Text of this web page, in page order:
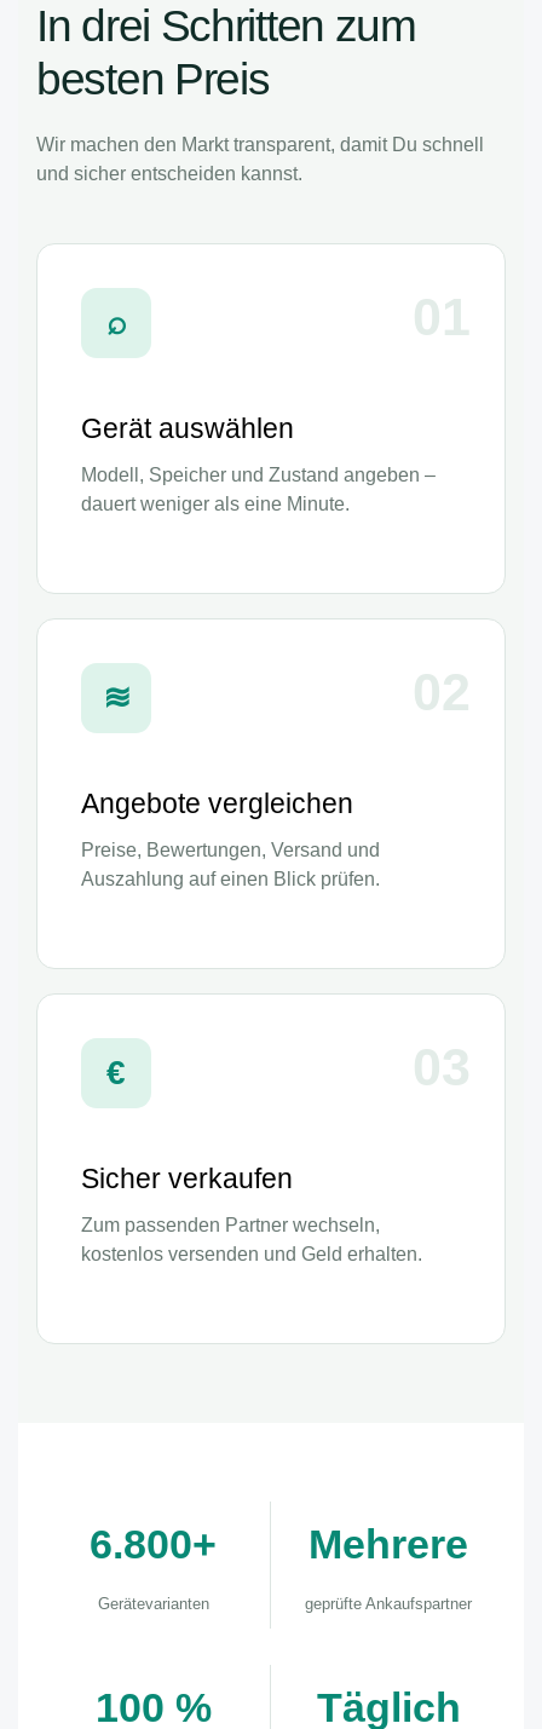
In drei Schritten zum
besten Preis
Wir machen den Markt transparent, damit Du schnell
und sicher entscheiden kannst.
01
⌕
Gerät auswählen
Modell, Speicher und Zustand angeben –
dauert weniger als eine Minute.
02
≋
Angebote vergleichen
Preise, Bewertungen, Versand und
Auszahlung auf einen Blick prüfen.
03
€
Sicher verkaufen
Zum passenden Partner wechseln,
kostenlos versenden und Geld erhalten.
6.800+
Gerätevarianten
Mehrere
geprüfte Ankaufspartner
100 % Täglich